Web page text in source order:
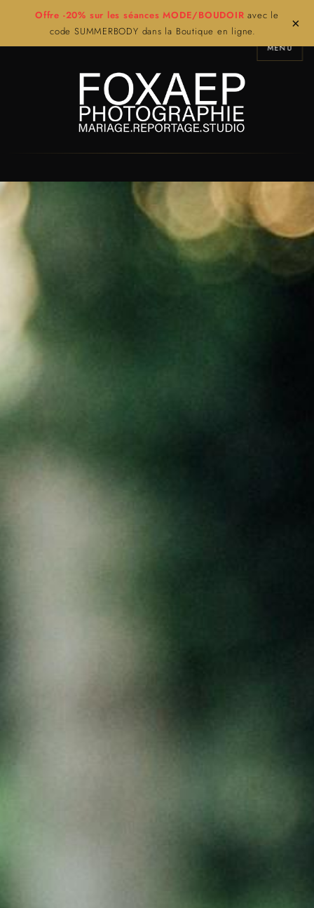
Offre -20% sur les séances MODE/BOUDOIR avec le
code SUMMERBODY dans la Boutique en ligne.
×
MENU